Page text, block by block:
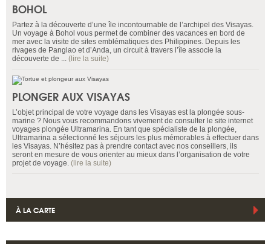
BOHOL
Partez à la découverte d’une île incontournable de l’archipel des Visayas.
Un voyage à Bohol vous permet de combiner des vacances en bord de
mer avec la visite de sites emblématiques des Philippines. Depuis les
rivages de Panglao et d’Anda, un circuit à travers l’île associe la
découverte de ... (lire la suite)
PLONGER AUX VISAYAS
L’objet principal de votre voyage dans les Visayas est la plongée sous-
marine ? Nous vous recommandons vivement de consulter le site internet
voyages plongée Ultramarina. En tant que spécialiste de la plongée,
Ultramarina a sélectionné les séjours les plus mémorables à effectuer dans
les Visayas. N’hésitez pas à prendre contact avec nos conseillers, ils
seront en mesure de vous orienter au mieux dans l’organisation de votre
projet de voyage. (lire la suite)
À LA CARTE